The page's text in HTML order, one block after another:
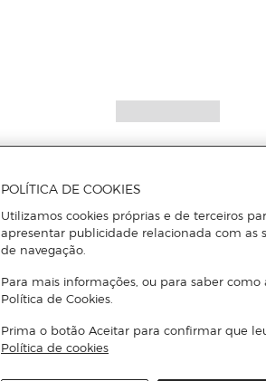
POLÍTICA DE COOKIES
Utilizamos cookies próprias e de terceiros
apresentar publicidade relacionada com as
de navegação.
Para mais informações, ou para saber
Política de Cookies.
Prima o botão Aceitar para confirmar que
Política de cookies